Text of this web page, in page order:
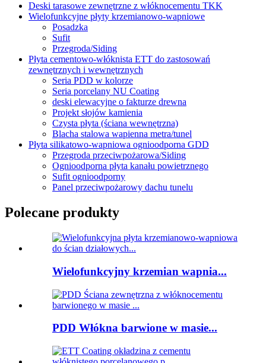
Deski tarasowe zewnętrzne z włóknocementu TKK
Wielofunkcyjne płyty krzemianowo-wapniowe
Posadzka
Sufit
Przegroda/Siding
Płyta cementowo-włóknista ETT do zastosowań
zewnętrznych i wewnętrznych
Seria PDD w kolorze
Seria porcelany NU Coating
deski elewacyjne o fakturze drewna
Projekt słojów kamienia
Czysta płyta (ściana wewnętrzna)
Blacha stalowa wapienna metra/tunel
Płyta silikatowo-wapniowa ognioodporna GDD
Przegroda przeciwpożarowa/Siding
Ognioodporna płyta kanału powietrznego
Sufit ognioodporny
Panel przeciwpożarowy dachu tunelu
Polecane produkty
Wielofunkcyjny krzemian wapnia...
PDD Włókna barwione w masie...